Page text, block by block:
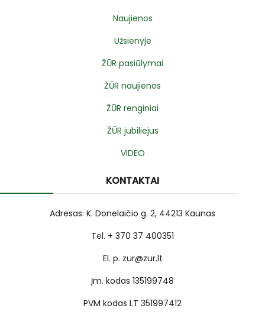
Naujienos
Užsienyje
ŽŪR pasiūlymai
ŽŪR naujienos
ŽŪR renginiai
ŽŪR jubiliejus
VIDEO
KONTAKTAI
Adresas: K. Donelaičio g. 2, 44213 Kaunas
Tel. + 370 37 400351
El. p. zur@zur.lt
Įm. kodas 135199748
PVM kodas LT 351997412